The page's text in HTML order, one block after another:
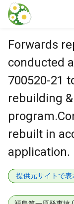
本文に飛ぶ
Forwards
conducted
700520-21
rebuilding
rebuilt in
application.
提供元サイトで表